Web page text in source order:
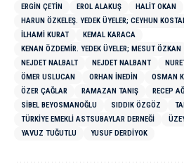
ERGIN ÇETIN EROL ALAKUŞ
HALIT OKAN
HARUN ÖZKELEŞ. YEDEK ÜYELER; CEYHUN
ILHAMI KURAT
KEMAL KARACA
KENAN ÖZDEMIR. YEDEK ÜYELER; MESUT ÖZKAN
NEJDET NALBALT
NEJDET NALBANT
ÖMER USLUCAN
ORHAN İNEDIN OSMAN
ÖZER ÇAĞLAR
RAMAZAN TANIŞ
RECEP
SIBEL BEYOSMANOĞLU
SIDDIK ÖZGÖZ
TÜRKIYE EMEKLI ASTSUBAYLAR DERNEĞI
YAVUZ TUĞUTLU
YUSUF DERDIYOK